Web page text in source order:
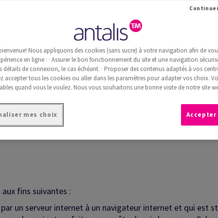
chiffres et de lettres, qui sont enregistrés sur
utilisés pour permettre au site de fonctionner, ou
Certaines fonctionnalités du site (comme le partage de
par des sites web tiers. Ces fonctionnalités
sont uniquement gardés si l'utilsateur donne son
les rejeter. Si l'utilisateur choisit de ne pas télécharger
être disponibles.
Web et finalité
fins suivantes :
un serveur internet à un navigateur internet et qui est
Nous appliquons des cookies (sans sucre) à votre navigation afin de
en ligne : · Assurer le bon fonctionnement du site et une navigation
détails de connexion, le cas échéant. · Proposer des contenus adaptés à vos
accepter tous les cookies ou aller dans les paramètres pour adapter vos choix.
quand vous le voulez. Nous vous souhaitons une bonne visite de notre site
mes choix